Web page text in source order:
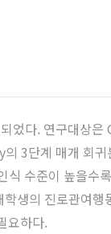
었다. 연구대상
3단계 매개 회
식 수준이 높을수
생의 진로관여행
요하다.